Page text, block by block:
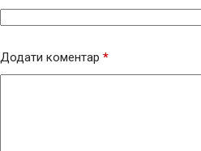
Додати коментар *